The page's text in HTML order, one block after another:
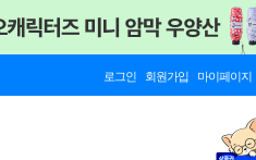
로그인 회원가입 마이페이지